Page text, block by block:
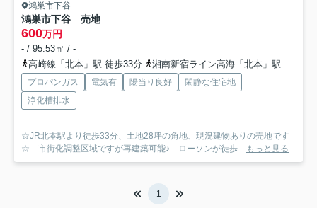
鴻巣市下谷
鴻巣市下谷 売地
600万円
- / 95.53㎡ / -
高崎線「北本」駅 徒歩33分
湘南新宿ライン高海「北本」駅 徒歩33分
プロパンガス 電気有 陽当り良好
閑静な住宅地
浄化槽排水
☆JR北本駅より徒歩33分、土地28坪の角地、現況建物ありの売地です
☆ 市街化調整区域ですが再建築可能♪ ローソンが徒歩... もっと見る
1